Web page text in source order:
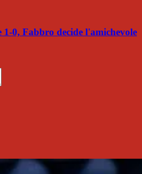
0, Fabbro decide l'amichevole